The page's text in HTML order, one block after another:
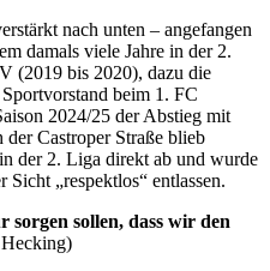
nach unten – angefangen
damals viele Jahre in der 2.
(2019 bis 2020), dazu die
beim 1. FC
2024/25 der Abstieg mit
Castroper Straße blieb
der 2. Liga direkt ab und wurde
„respektlos“ entlassen.
sollen, dass wir den